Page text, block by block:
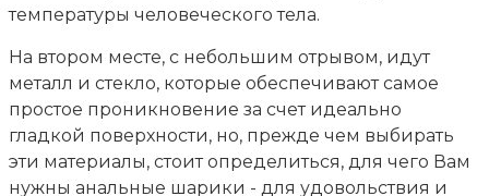
температуры человеческого тела.
На втором месте, с небольшим отрывом, идут
металл и стекло, которые обеспечивают самое
простое проникновение за счет идеально
гладкой поверхности, но, прежде чем выбирать
эти материалы, стоит определиться, для чего Вам
нужны анальные шарики - для удовольствия и